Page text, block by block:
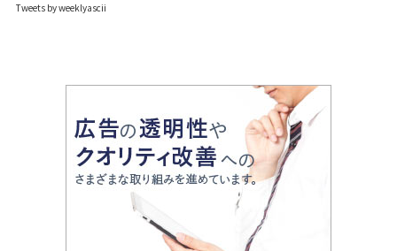
Tweets by weeklyascii